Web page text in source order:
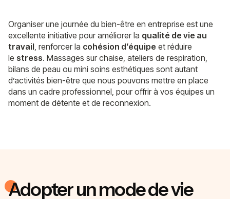
Organiser une journée du bien-être en entreprise est une
excellente initiative pour améliorer la qualité de vie au
travail, renforcer la cohésion d’équipe et réduire
le stress. Massages sur chaise, ateliers de respiration,
bilans de peau ou mini soins esthétiques sont autant
d’activités bien-être que nous pouvons mettre en place
dans un cadre professionnel, pour offrir à vos équipes un
moment de détente et de reconnexion.
Adopter un mode de vie